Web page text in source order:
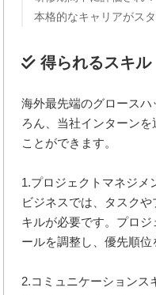
本格的なキャリアがスタ
得られるスキル
海外最先端のグロース
ろん、当社インターン
ことができます。
1.プロジェクトマネジメ
ビジネスでは、タスク
キルが必要です。プロ
ールを調整し、優先順位
2.コミュニケーションス